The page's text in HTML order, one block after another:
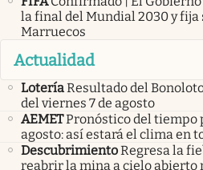
la final del Mundial 2030 y fija
Marruecos
Actualidad
LoteríaResultado del
del viernes 7 de agosto
AEMETPronóstico del tiempo
agosto: así estará el clima en
DescubrimientoRegresa la
reabrir la mina a cielo abierto